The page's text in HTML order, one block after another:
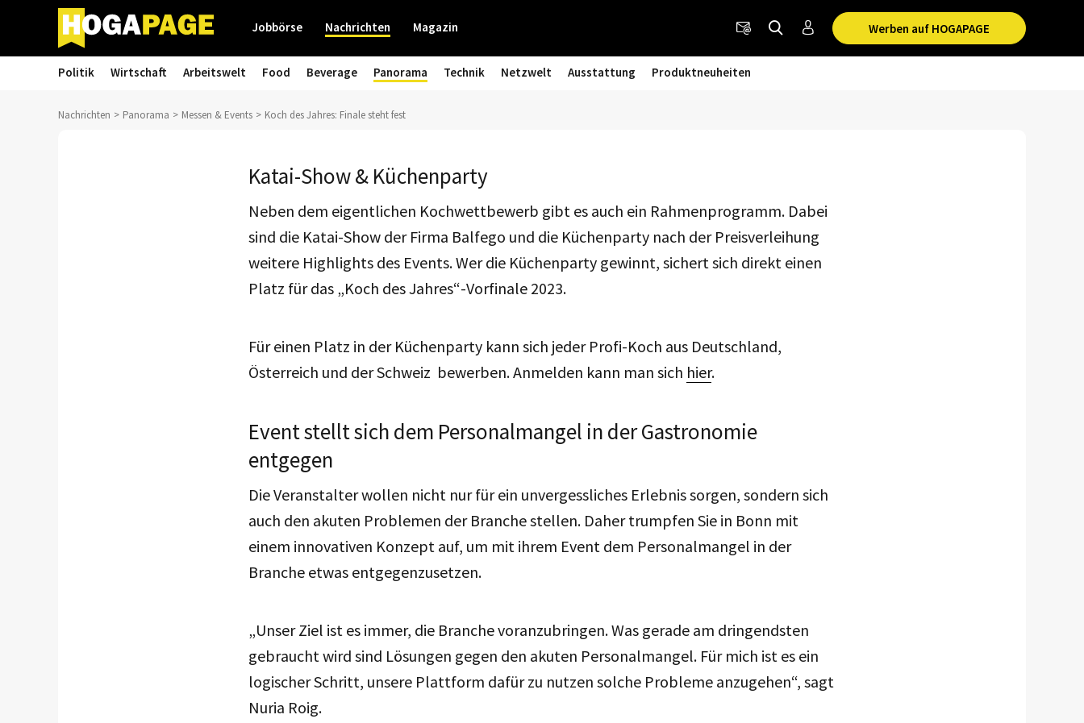
Werben auf HOGAPAGE
Jobbörse Nachrichten Magazin
Politik Wirtschaft Arbeitswelt Food Beverage Panorama Technik Netzwelt Ausstattung Produktneuheiten
Nachrichten Panorama Messen & Events Koch des Jahres: Finale steht fest
Katai-Show & Küchenparty
Neben dem eigentlichen Kochwettbewerb gibt es auch ein Rahmenprogramm. Dabei
sind die Katai-Show der Firma Balfego und die Küchenparty nach der Preisverleihung
weitere Highlights des Events. Wer die Küchenparty gewinnt, sichert sich direkt einen
Platz für das „Koch des Jahres“-Vorfinale 2023.
Für einen Platz in der Küchenparty kann sich jeder Profi-Koch aus Deutschland,
Österreich und der Schweiz bewerben. Anmelden kann man sich hier.
Event stellt sich dem Personalmangel in der Gastronomie
entgegen
Die Veranstalter wollen nicht nur für ein unvergessliches Erlebnis sorgen, sondern sich
auch den akuten Problemen der Branche stellen. Daher trumpfen Sie in Bonn mit
einem innovativen Konzept auf, um mit ihrem Event dem Personalmangel in der
Branche etwas entgegenzusetzen.
„Unser Ziel ist es immer, die Branche voranzubringen. Was gerade am dringendsten
gebraucht wird sind Lösungen gegen den akuten Personalmangel. Für mich ist es ein
logischer Schritt, unsere Plattform dafür zu nutzen solche Probleme anzugehen“, sagt
Nuria Roig.